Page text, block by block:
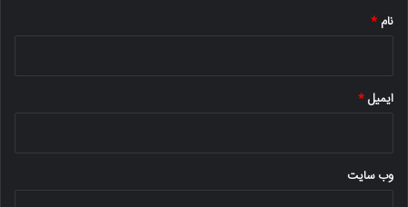
نام *
ایمیل*
وب‌ سایت